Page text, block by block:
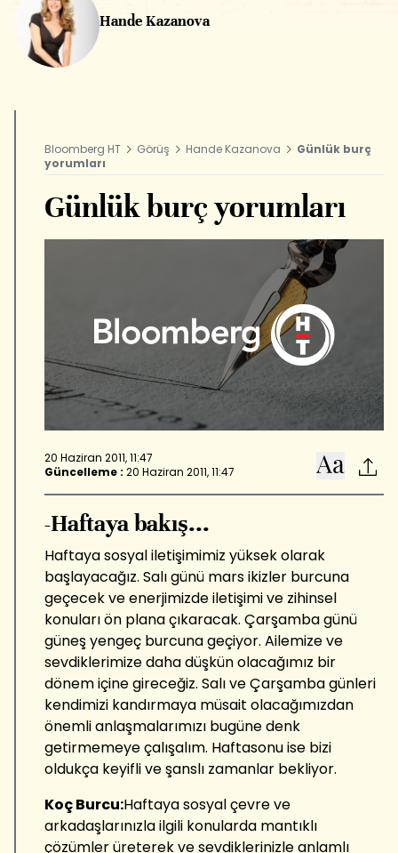
Hande Kazanova
Bloomberg HT Görüş Hande Kazanova
Günlük burç
yorumları
Günlük burç yorumları
20 Haziran 2011, 11:47
Güncelleme : 20 Haziran 2011, 11:47
-Haftaya bakış...
Haftaya sosyal iletişimimiz yüksek olarak
başlayacağız. Salı günü mars ikizler burcuna
geçecek ve enerjimizde iletişimi ve zihinsel
konuları ön plana çıkaracak. Çarşamba günü
güneş yengeç burcuna geçiyor. Ailemize ve
sevdiklerimize daha düşkün olacağımız bir
dönem içine gireceğiz. Salı ve Çarşamba günleri
kendimizi kandırmaya müsait olacağımızdan
önemli anlaşmalarımızı bugüne denk
getirmemeye çalışalım. Haftasonu ise bizi
oldukça keyifli ve şanslı zamanlar bekliyor.
Koç Burcu:Haftaya sosyal çevre ve
arkadaşlarınızla ilgili konularda mantıklı
çözümler üreterek ve sevdiklerinizle anlamlı